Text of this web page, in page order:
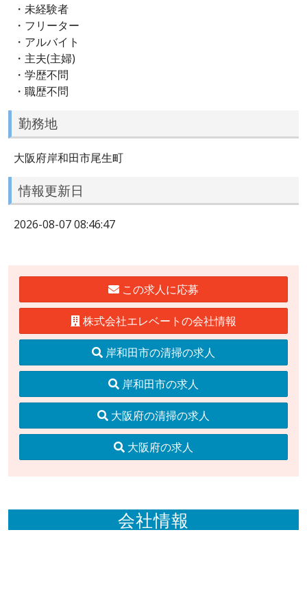
・未経験者
・フリーター
・アルバイト
・主夫(主婦)
・学歴不問
・職歴不問
勤務地
大阪府岸和田市尾生町
情報更新日
2026-08-07 08:46:47
この求人に応募
株式会社エレベートの会社情報
岸和田市の清掃の求人
岸和田市の求人
大阪府の清掃の求人
大阪府の求人
会社情報